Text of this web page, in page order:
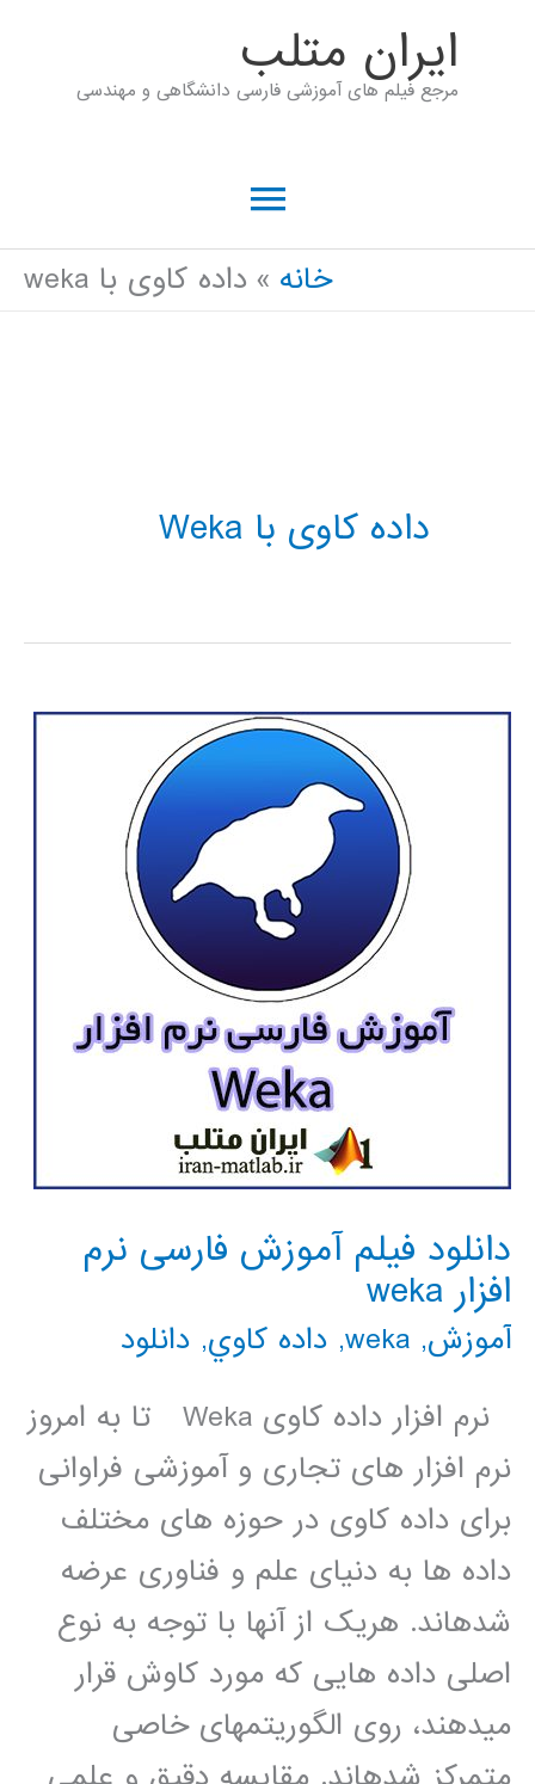
ايران متلب
مرجع فیلم های آموزشی فارسی دانشگاهی و مهندسی
فهرست
اصلیخانه داده کاوی با weka
داده کاوی با Weka
دانلود فیلم آموزش فارسی نرم
افزار weka
آموزش,
weka
, داده كاوي, دانلود
نرم ­افزار داده کاوی Weka تا به امروز
نرم افزار های تجاری و آموزشی فراوانی
برای داده کاوی در حوزه های مختلف
داده ها به دنيای علم و فناوری عرضه
شده­اند. هريک از آنها با توجه به نوع
اصلی داده هايی که مورد کاوش قرار
مي­دهند، روی الگوريتمهای خاصی